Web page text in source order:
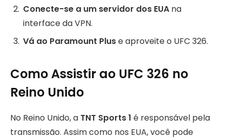
Conecte-se a um servidor dos EUA na
interface da VPN.
Vá ao Paramount Pluse aproveite o UFC 326.
Como Assistir ao UFC 326 no
Reino Unido
No Reino Unido, a TNT Sports 1 é responsável pela
transmissão. Assim como nos EUA, você pode